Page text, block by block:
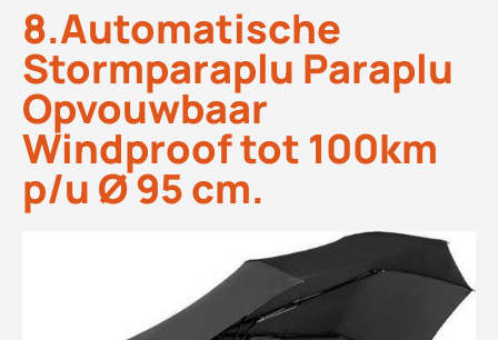
8.Automatische
Stormparaplu Paraplu
Opvouwbaar
Windproof tot 100km
p/u Ø 95 cm.